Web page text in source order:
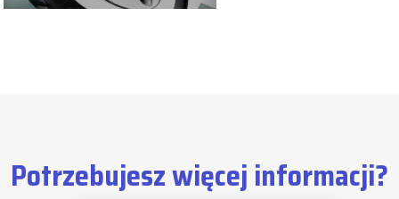
Potrzebujesz więcej informacji?